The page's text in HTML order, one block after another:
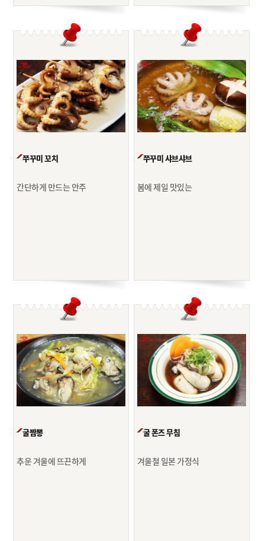
쭈꾸미 꼬치
간단하게 만드는 안주
쭈꾸미 샤브샤브
봄에 제일 맛있는
굴짬뽕
추운 겨울에 뜨끈하게
굴 폰즈 무침
겨울철 일본 가정식